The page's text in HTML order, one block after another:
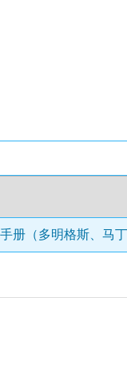
册（多明格斯、马